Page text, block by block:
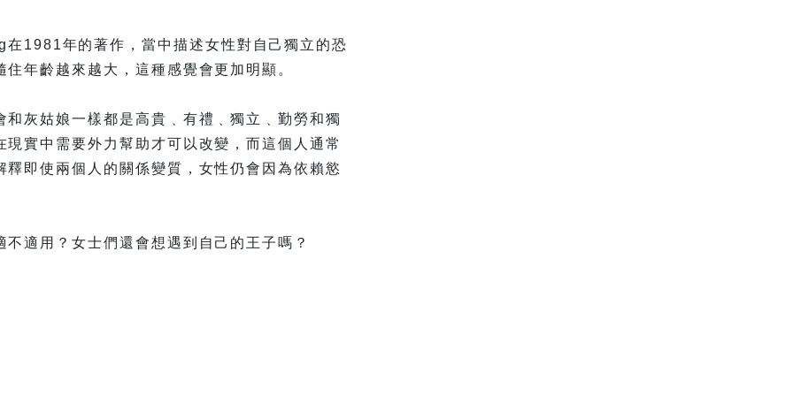
1981年的著作，當中描述女性對自己獨立的恐
年齡越來越大，這種感覺會更加明顯。
灰姑娘一樣都是高貴﹑有禮﹑獨立﹑勤勞和獨
實中需要外力幫助才可以改變，而這個人通常
即使兩個人的關係變質，女性仍會因為依賴慾
適用？女士們還會想遇到自己的王子嗎？